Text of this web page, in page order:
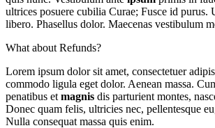
ultrices posuere cubilia Curae; Fusce id purus.
libero. Phasellus dolor. Maecenas vestibulum
What about Refunds?
Lorem ipsum dolor sit amet, consectetuer
commodo ligula eget dolor. Aenean massa.
penatibus et magnis dis parturient montes,
Donec quam felis, ultricies nec, pellentesque
Nulla consequat massa quis enim.